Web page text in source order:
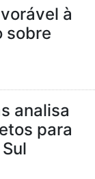
à
sobre
analisa
para